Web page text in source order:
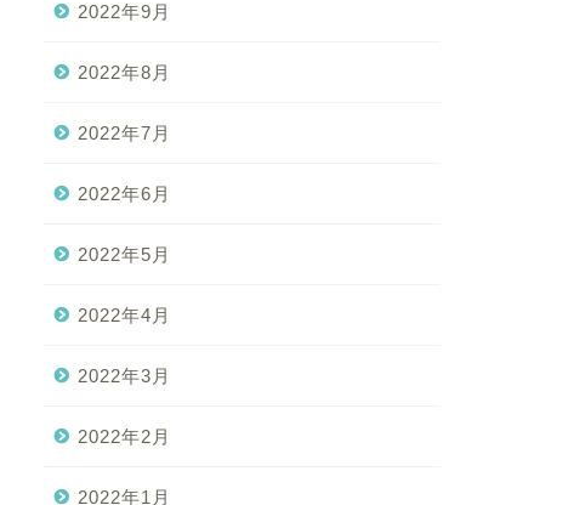
2022年9月
2022年8月
2022年7月
2022年6月
2022年5月
2022年4月
2022年3月
2022年2月
2022年1月